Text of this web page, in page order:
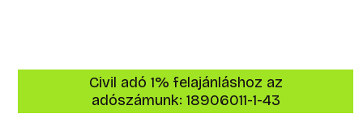
Civil adó 1% felajánláshoz az
adószámunk: 18906011-1-43